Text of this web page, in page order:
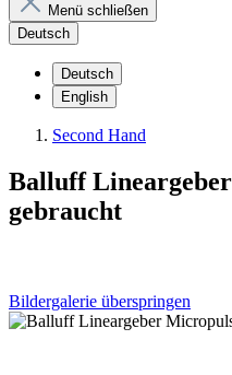
Menü schließen
Deutsch
Deutsch
English
Second Hand
Balluff
gebraucht
Bildergalerie überspringen